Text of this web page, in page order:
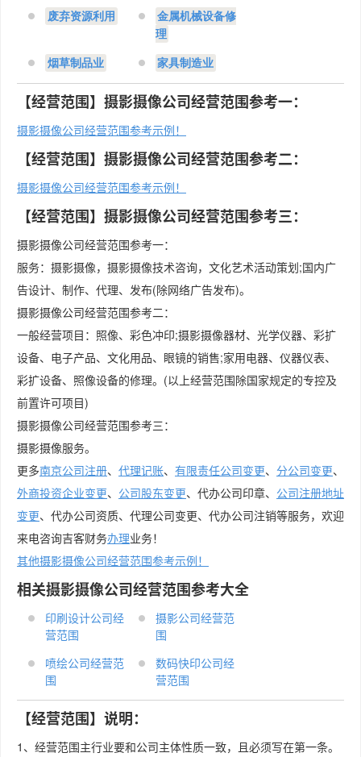
废弃资源利用
金属机械设备修
理
烟草制品业 家具制造业
【经营范围】摄影摄像公司经营范围参考一：
摄影摄像公司经营范围参考示例！
【经营范围】摄影摄像公司经营范围参考二：
摄影摄像公司经营范围参考示例！
【经营范围】摄影摄像公司经营范围参考三：
摄影摄像公司经营范围参考一：
服务：摄影摄像，摄影摄像技术咨询，文化艺术活动策划;国内广
告设计、制作、代理、发布(除网络广告发布)。
摄影摄像公司经营范围参考二：
一般经营项目：照像、彩色冲印;摄影摄像器材、光学仪器、彩扩
设备、电子产品、文化用品、眼镜的销售;家用电器、仪器仪表、
彩扩设备、照像设备的修理。(以上经营范围除国家规定的专控及
前置许可项目)
摄影摄像公司经营范围参考三：
摄影摄像服务。
更多南京公司注册、 代理记账、 有限责任公司变更、 分公司变更、
外商投资企业变更、 公司股东变更、代办公司印章、 公司注册地址
变更、代办公司资质、代理公司变更、代办公司注销等服务，欢迎
来电咨询吉客财务办理业务！
其他摄影摄像公司经营范围参考示例！
相关摄影摄像公司经营范围参考大全
印刷设计公司经
营范围
摄影公司经营范
围
喷绘公司经营范
围
数码快印公司经
营范围
【经营范围】说明：
1、经营范围主行业要和公司主体性质一致，且必须写在第一条。